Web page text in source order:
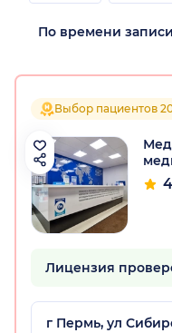
Выбор пациентов
Лицензия
г Пермь, ул